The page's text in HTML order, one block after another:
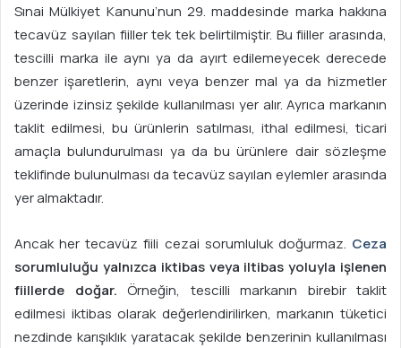
Sınai Mülkiyet Kanunu’nun 29. maddesinde marka hakkına
tecavüz sayılan fiiller tek tek belirtilmiştir. Bu fiiller arasında,
tescilli marka ile aynı ya da ayırt edilemeyecek derecede
benzer işaretlerin, aynı veya benzer mal ya da hizmetler
üzerinde izinsiz şekilde kullanılması yer alır. Ayrıca markanın
taklit edilmesi, bu ürünlerin satılması, ithal edilmesi, ticari
amaçla bulundurulması ya da bu ürünlere dair sözleşme
teklifinde bulunulması da tecavüz sayılan eylemler arasında
yer almaktadır.
Ancak her tecavüz fiili cezai sorumluluk doğurmaz. Ceza
sorumluluğu yalnızca iktibas veya iltibas yoluyla işlenen
fiillerde doğar. Örneğin, tescilli markanın birebir taklit
edilmesi iktibas olarak değerlendirilirken, markanın tüketici
nezdinde karışıklık yaratacak şekilde benzerinin kullanılması